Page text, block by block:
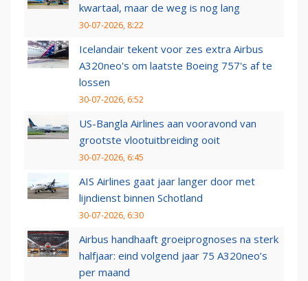
kwartaal, maar de weg is nog lang
30-07-2026, 8:22
Icelandair tekent voor zes extra Airbus
A320neo's om laatste Boeing 757's af te
lossen
30-07-2026, 6:52
US-Bangla Airlines aan vooravond van
grootste vlootuitbreiding ooit
30-07-2026, 6:45
AIS Airlines gaat jaar langer door met
lijndienst binnen Schotland
30-07-2026, 6:30
Airbus handhaaft groeiprognoses na sterk
halfjaar: eind volgend jaar 75 A320neo’s
per maand